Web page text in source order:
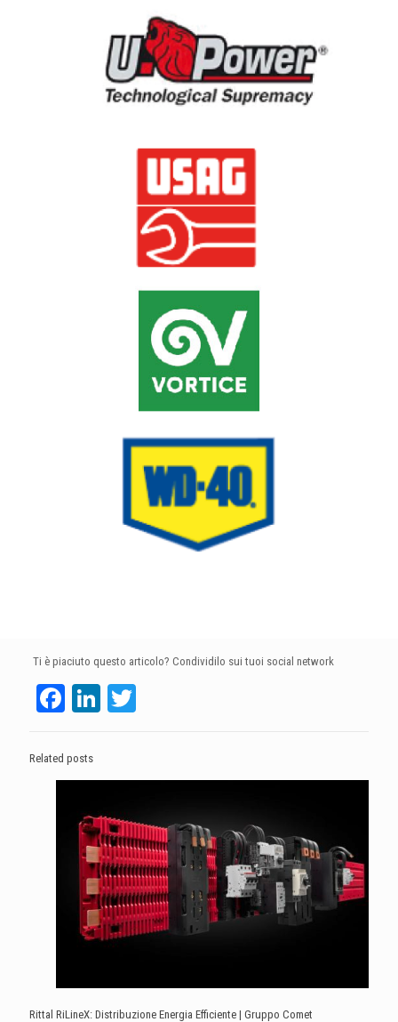
Ti è piaciuto questo articolo? Condividilo sui tuoi social network
Facebook
LinkedIn
Twitter
Related posts
Rittal RiLineX: Distribuzione Energia Efficiente | Gruppo Comet